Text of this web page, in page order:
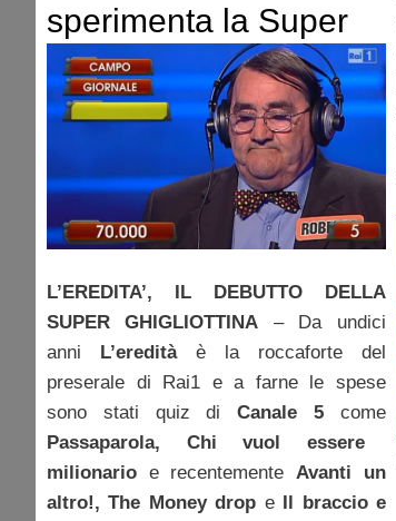
sperimenta la Super
Ghigliottina
L’EREDITA’, IL DEBUTTO DELLA
SUPER GHIGLIOTTINA – Da undici
anni L’ereditàè la roccaforte del
preserale di Rai1 e a farne le spese
sono stati quiz diCanale 5 come
Passaparola, Chi vuol essere
milionario e recentementeAvanti un
altro!, The Money drop eIl braccio e